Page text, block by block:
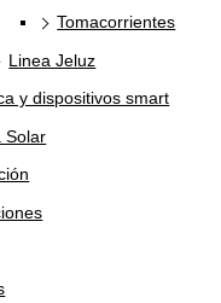
Tomacorrientes
Linea Jeluz
y dispositivos smart
Solar